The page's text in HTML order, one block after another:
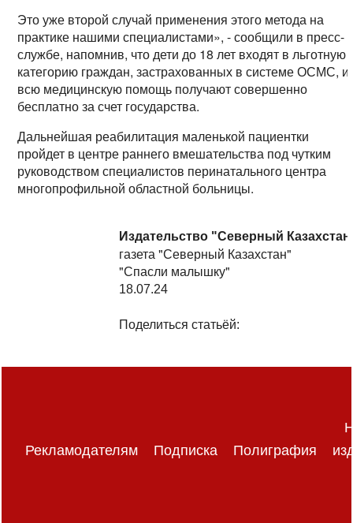
Это уже второй случай применения этого метода на
практике нашими специалистами», - сообщили в пресс-
службе, напомнив, что дети до 18 лет входят в льготную
категорию граждан, застрахованных в системе ОСМС, и
всю медицинскую помощь получают совершенно
бесплатно за счет государства.
Дальнейшая реабилитация маленькой пациентки
пройдет в центре раннего вмешательства под чутким
руководством специалистов перинатального центра
многопрофильной областной больницы.
Издательство "Северный
газета "Северный Казахстан"
"Спасли малышку"
18.07.24
Поделиться статьёй:
Рекламодателям Подписка Полиграфия